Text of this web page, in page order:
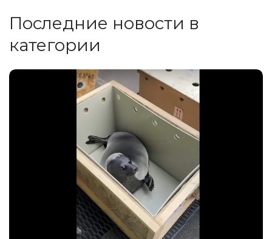
Последние новости в
категории